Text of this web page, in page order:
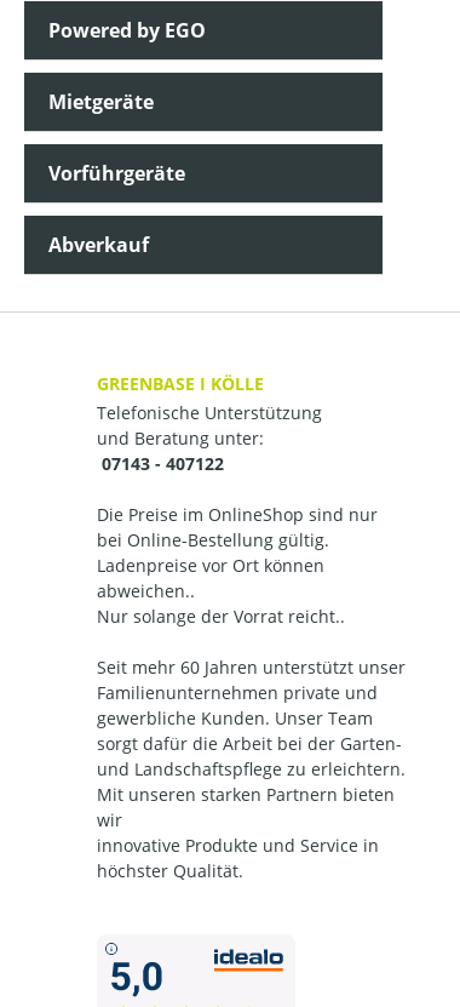
Powered by EGO
Mietgeräte
Vorführgeräte
Abverkauf
GREENBASE I KÖLLE
Telefonische Unterstützung
und Beratung unter:
07143 - 407122
Die Preise im OnlineShop sind nur
bei Online-Bestellung gültig.
Ladenpreise vor Ort können
abweichen..
Nur solange der Vorrat reicht..
Seit mehr 60 Jahren unterstützt unser
Familienunternehmen private und
gewerbliche Kunden. Unser Team
sorgt dafür die Arbeit bei der Garten-
und Landschaftspflege zu erleichtern.
Mit unseren starken Partnern bieten
wir
innovative Produkte und Service in
höchster Qualität.